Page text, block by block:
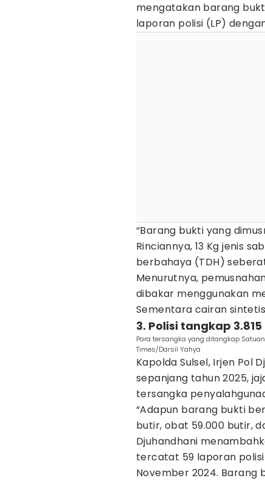
mengatakan barang
laporan polisi (LP)
“Barang bukti yang
Rinciannya, 13 Kg jenis
berbahaya (TDH) seberat
Menurutnya,
dibakar menggunakan
Sementara cairan
3. Polisi tangkap
Para tersangka yang ditangkap
Times/Darsil Yahya
Kapolda Sulsel, Irjen Pol
sepanjang tahun 2025,
tersangka
“Adapun barang bukti
butir, obat 59.000 butir,
Djuhandhani
tercatat 59 laporan
November 2024. Barang